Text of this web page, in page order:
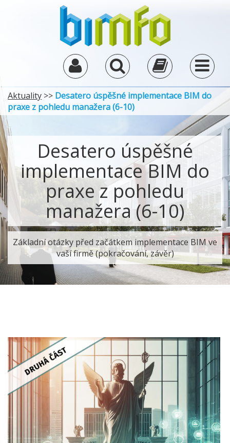
Aktuality >> Desatero úspěšné implementace BIM do
praxe z pohledu manažera (6-10)
Desatero úspěšné
implementace BIM do
praxe z pohledu
manažera (6-10)
Základní otázky před začátkem implementace BIM ve
vaší firmě (pokračování, závěr)